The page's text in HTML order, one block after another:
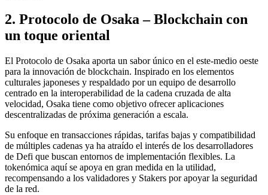
2. Protocolo de Osaka – Blockchain con
un toque oriental
El Protocolo de Osaka aporta un sabor único en el este-medio oeste
para la innovación de blockchain. Inspirado en los elementos
culturales japoneses y respaldado por un equipo de desarrollo
centrado en la interoperabilidad de la cadena cruzada de alta
velocidad, Osaka tiene como objetivo ofrecer aplicaciones
descentralizadas de próxima generación a escala.
Su enfoque en transacciones rápidas, tarifas bajas y compatibilidad
de múltiples cadenas ya ha atraído el interés de los desarrolladores
de Defi que buscan entornos de implementación flexibles. La
tokenómica aquí se apoya en gran medida en la utilidad,
recompensando a los validadores y Stakers por apoyar la seguridad
de la red.